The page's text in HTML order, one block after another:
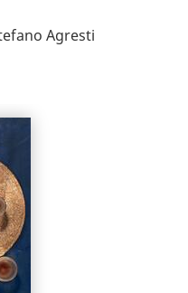
Agresti